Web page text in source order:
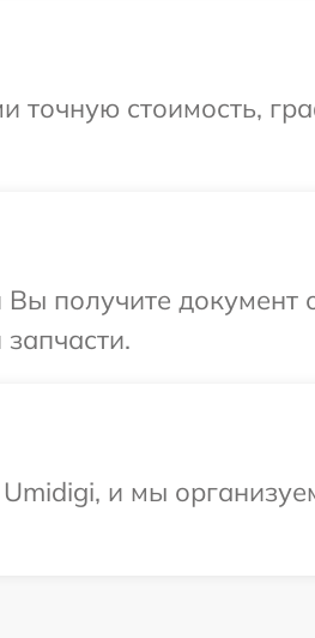
точную стоимость,
получите
и мы